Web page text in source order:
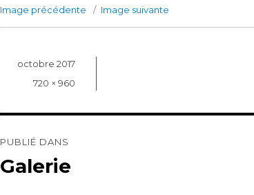
Image précédente Image suivante
Publié
octobre 2017
Taille
720 × 960
de
l’article
PUBLIÉ DANS
Galerie